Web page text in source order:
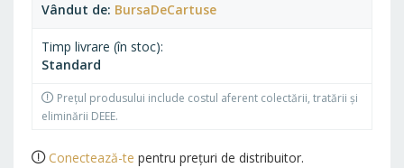
Vândut de BursaDeCartuse
Timp livrare (în stoc)
Standard
Prețul produsului include costul aferent colectării, tratării și
eliminării DEEE.
Conectează-te pentru prețuri de distribuitor.